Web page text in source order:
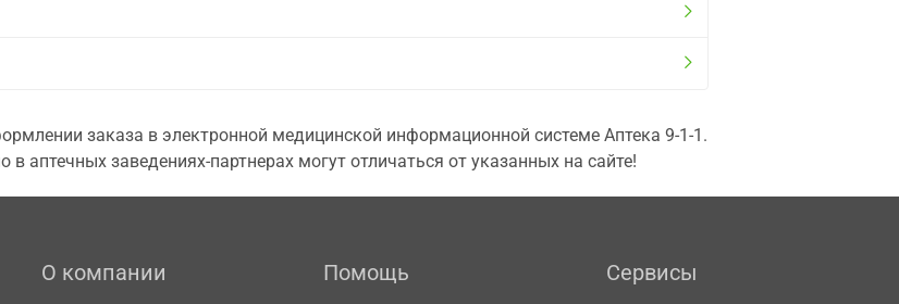
заказа в электронной медицинской информационной системе Аптека 9-1-1.
аптечных заведениях-партнерах могут отличаться от указанных на сайте!
О компании Помощь Сервисы